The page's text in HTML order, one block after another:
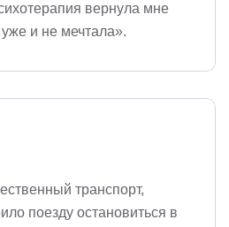
вернула мне
и не мечтала».
транспорт,
поезду остановиться в